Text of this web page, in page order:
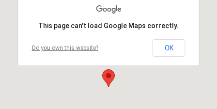
This page can't load Google Maps correctly.
Do you own this website? OK